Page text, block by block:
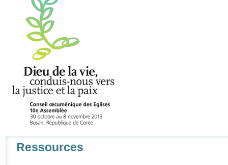
Ressources